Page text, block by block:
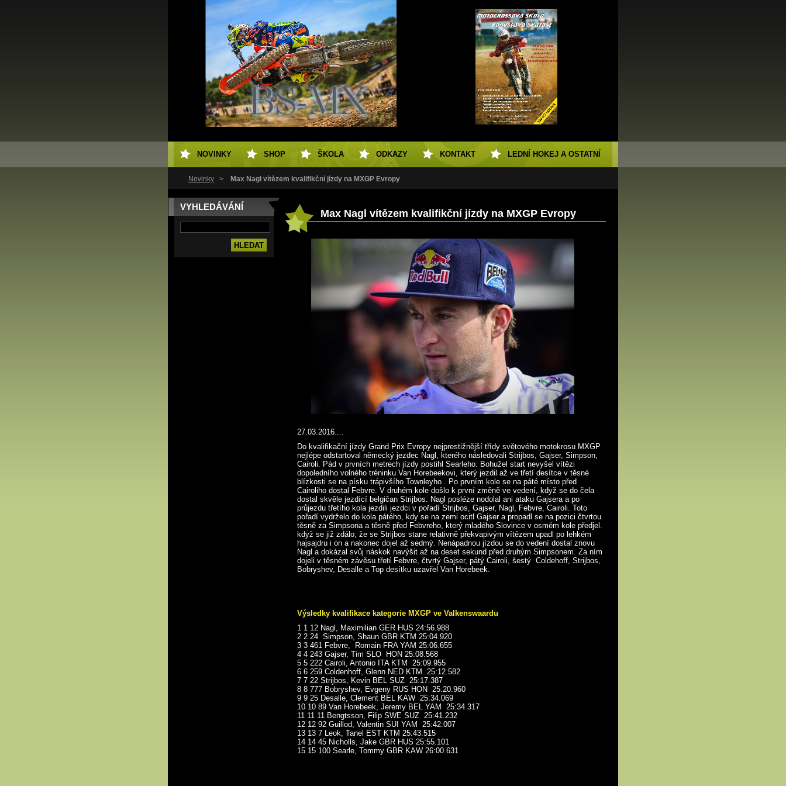
Novinky > Max Nagl vítězem kvalifikční jízdy na MXGP Evropy
VYHLEDÁVÁNÍ
Max Nagl vítězem kvalifikční jízdy na MXGP Evropy
27.03.2016....
Do kvalifikační jízdy Grand Prix Evropy nejprestižnější třídy světového motokrosu MXGP
nejlépe odstartoval německý jezdec Nagl, kterého následovali Strijbos, Gajser, Simpson,
Cairoli. Pád v prvních metrech jízdy postihl Searleho. Bohužel start nevyšel vítězi
dopoledního volného tréninku Van Horebeekovi, který jezdil až ve třetí desítce v těsné
blízkosti se na písku trápivšího Townleyho . Po prvním kole se na páté místo před
Cairoliho dostal Febvre. V druhém kole došlo k první změně ve vedení, když se do čela
dostal skvěle jezdící belgičan Strijbos. Nagl posléze nodolal ani ataku Gajsera a po
průjezdu třetího kola jezdili jezdci v pořadí Strijbos, Gajser, Nagl, Febvre, Cairoli. Toto
pořadí vydrželo do kola pátého, kdy se na zemi ocitl Gajser a propadl se na pozici čtvrtou
těsně za Simpsona a těsně před Febvreho, který mladého Slovince v osmém kole předjel.
když se již zdálo, že se Strijbos stane relativně překvapivým vítězem upadl po lehkém
hajsajdru i on a nakonec dojel až sedmý. Nenápadnou jízdou se do vedení dostal znovu
Nagl a dokázal svůj náskok navýšit až na deset sekund před druhým Simpsonem. Za ním
dojeli v těsném závěsu třetí Febvre, čtvrtý Gajser, pátý Cairoli, šestý Coldehoff, Strijbos,
Bobryshev, Desalle a Top desítku uzavřel Van Horebeek.
Výsledky kvalifikace kategorie MXGP ve Valkenswaardu
1 1 12 Nagl, Maximilian GER HUS 24:56.988
2 2 24 Simpson, Shaun GBR KTM 25:04.920
3 3 461 Febvre, Romain FRA YAM 25:06.655
4 4 243 Gajser, Tim SLO HON 25:08.568
5 5 222 Cairoli, Antonio ITA KTM 25:09.955
6 6 259 Coldenhoff, Glenn NED KTM 25:12.582
7 7 22 Strijbos, Kevin BEL SUZ 25:17.387
8 8 777 Bobryshev, Evgeny RUS HON 25:20.960
9 9 25 Desalle, Clement BEL KAW 25:34.069
10 10 89 Van Horebeek, Jeremy BEL YAM 25:34.317
11 11 11 Bengtsson, Filip SWE SUZ 25:41.232
12 12 92 Guillod, Valentin SUI YAM 25:42.007
13 13 7 Leok, Tanel EST KTM 25:43.515
14 14 45 Nicholls, Jake GBR HUS 25:55.101
15 15 100 Searle, Tommy GBR KAW 26:00.631
NOVINKY SHOP ŠKOLA ODKAZY KONTAKT LEDNÍ HOKEJ A OSTATNÍ